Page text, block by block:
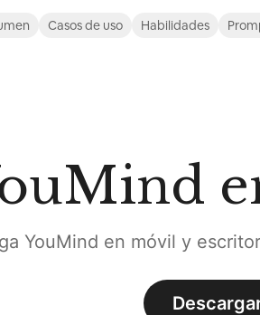
Casos de uso Habilidades
YouMind en móvil y